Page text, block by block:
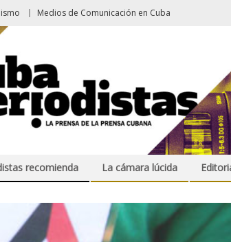
Medios de Comunicación en Cuba
recomienda La cámara lúcida